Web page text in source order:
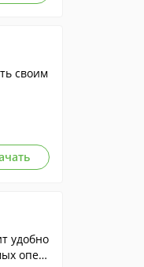
своим
удобно
опер